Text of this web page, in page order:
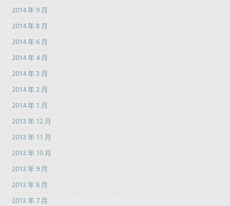
2014 年 9 月
2014 年 8 月
2014 年 6 月
2014 年 4 月
2014 年 3 月
2014 年 2 月
2014 年 1 月
2013 年 12 月
2013 年 11 月
2013 年 10 月
2013 年 9 月
2013 年 8 月
2013 年 7 月